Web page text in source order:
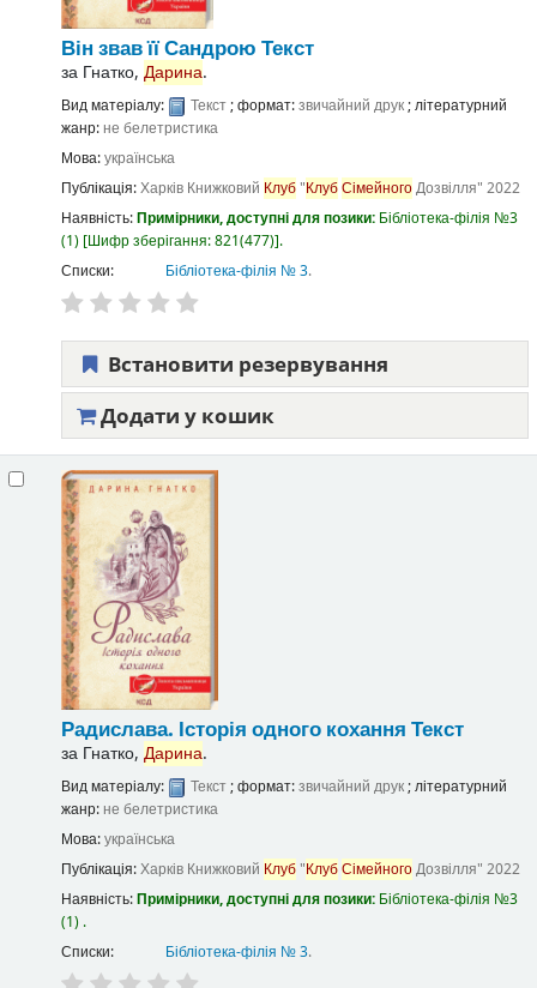
Він звав її Сандрою Текст
за Гнатко, Дарина.
Вид матеріалу: Текст; формат:звичайний друк; літературний
жанр:не белетристика
Мова:українська
Публікація:Харків Книжковий Клуб"КлубСімейногоДозвілля" 2022
Наявність:Примірники, доступні для позики: Бібліотека-філія №3
(1) Шифр зберігання:821(477) .
Списки:
Бібліотека-філія № 3.
Встановити резервування
Додати у кошик
Радислава. Історія одного кохання Текст
за Гнатко, Дарина.
Вид матеріалу: Текст; формат:звичайний друк; літературний
жанр: не белетристика
Мова:українська
Публікація:Харків Книжковий Клуб"КлубСімейногоДозвілля" 2022
Наявність:Примірники, доступні для позики: Бібліотека-філія №3
(1) .
Списки:
Бібліотека-філія № 3.